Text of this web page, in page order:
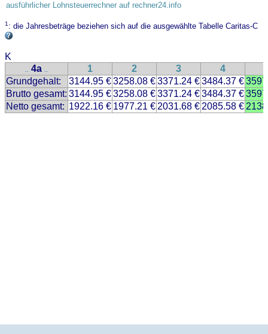
ausführlicher Lohnsteuerrechner auf rechner24.info
1: die Jahresbeträge beziehen sich auf die ausgewählte Tabelle Caritas-C
K
.. 4a .. 1 2 3 4
Grundgehalt:
3144.95 €3258.08 €3371.24 €3484.37 €
Brutto gesamt: 3144.95 €3258.08 €3371.24 €3484.37 €
Netto gesamt: 1922.16 € 1977.21 € 2031.68 € 2085.58 €